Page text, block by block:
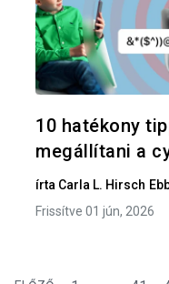
10 hatékony
megállítani a
írta Carla L. Hirsch
Frissítve 01 jún, 2026